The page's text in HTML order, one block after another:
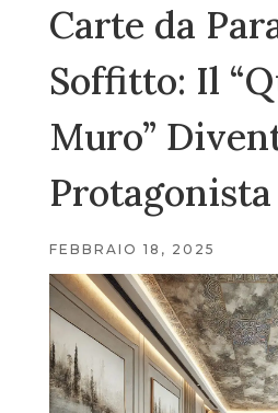
Carte da
Soffitto: Il
Muro”
Protagonista
FEBBRAIO 18, 2025